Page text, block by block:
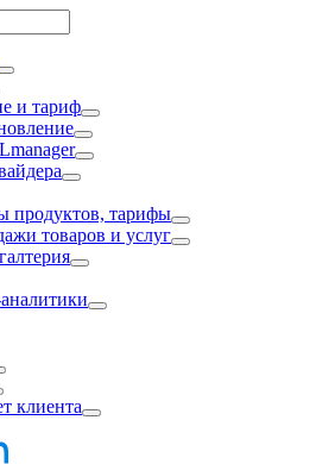
и тариф
продуктов, тарифы
товаров и услуг
клиента